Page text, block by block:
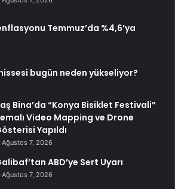
Temmuz’da %4,6’ya
bugün neden yükseliyor?
Bina’da “Konya Bisiklet Festivali”
Video Mapping ve Drone
Yapıldı
Ağustos 7, 2026
ABD’ye Sert Uyarı
Ağustos 7, 2026